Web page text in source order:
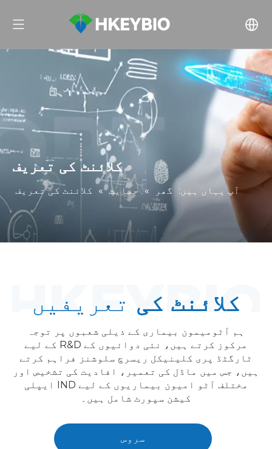
کلائنٹ کی تعریف
آپ یہاں ہیں: گھر » حمایت » کلائنٹ کی تعریف
کلائنٹ کی تعریفیں
ہم آٹومیمون بیماری کے ذیلی شعبوں پر توجہ
مرکوز کرتے ہیں، نئی دوائیوں کے R&D کے لیے
ٹارگٹڈ پری کلینیکل ریسرچ سلوشنز فراہم کرتے
ہیں، جس میں ماڈل کی تعمیر، افادیت کی تشخیص اور
مختلف آٹو امیون بیماریوں کے لیے IND ایپلی
کیشن سپورٹ شامل ہیں۔
سروس